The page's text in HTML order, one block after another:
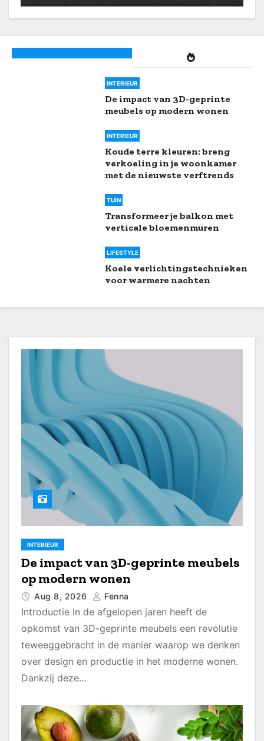
canvas: minimalistische kunst
INTERIEUR
De impact van 3D-geprinte
meubels op modern wonen
INTERIEUR
Koude terre kleuren: breng
verkoeling in je woonkamer
met de nieuwste verftrends
TUIN
Transformeer je balkon met
verticale bloemenmuren
LIFESTYLE
Koele verlichtingstechnieken
voor warmere nachten
INTERIEUR
De impact van 3D-geprinte meubels
op modern wonen
Aug 8, 2026 Fenna
Introductie In de afgelopen jaren heeft de
opkomst van 3D-geprinte meubels een revolutie
teweeggebracht in de manier waarop we denken
over design en productie in het moderne wonen.
Dankzij deze…